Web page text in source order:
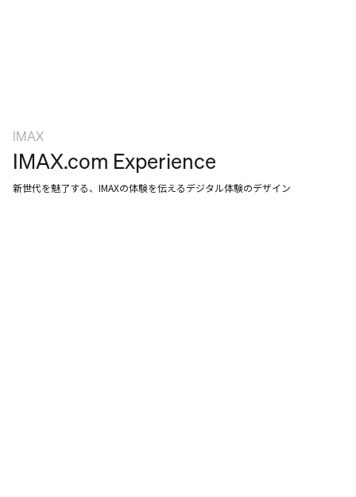
IMAX
IMAX.com Experience
新世代を魅了する、IMAXの体験を伝えるデジタル体験のデザイン